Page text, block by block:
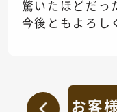
驚いたほどだっ
今後ともよろし
お客